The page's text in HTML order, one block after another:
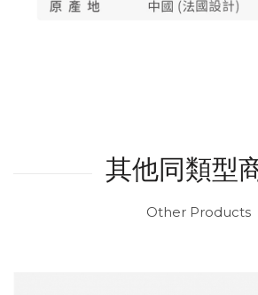
其他同類型
Other Products